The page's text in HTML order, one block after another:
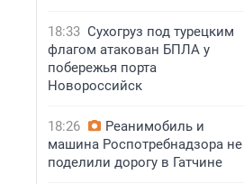
18:33 Сухогруз под турецким
флагом атакован БПЛА у
побережья порта
Новороссийск
18:26
Реанимобиль и
машина Роспотребнадзора не
поделили дорогу в Гатчине